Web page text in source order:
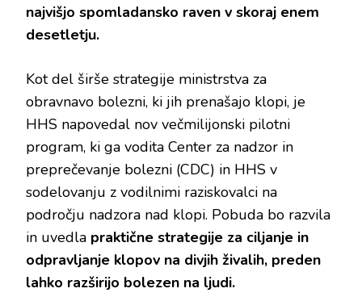
najvišjo spomladansko raven v skoraj enem
desetletju.
Kot del širše strategije ministrstva za
obravnavo bolezni, ki jih prenašajo klopi, je
HHS napovedal nov večmilijonski pilotni
program, ki ga vodita Center za nadzor in
preprečevanje bolezni (CDC) in HHS v
sodelovanju z vodilnimi raziskovalci na
področju nadzora nad klopi. Pobuda bo razvila
in uvedla praktične strategije za ciljanje in
odpravljanje klopov na divjih živalih, preden
lahko razširijo bolezen na ljudi.